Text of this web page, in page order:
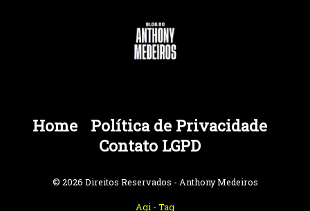
Home
Política de Privacidade
Contato LGPD
© 2026 Direitos Reservados - Anthony Medeiros
Agi - Tag